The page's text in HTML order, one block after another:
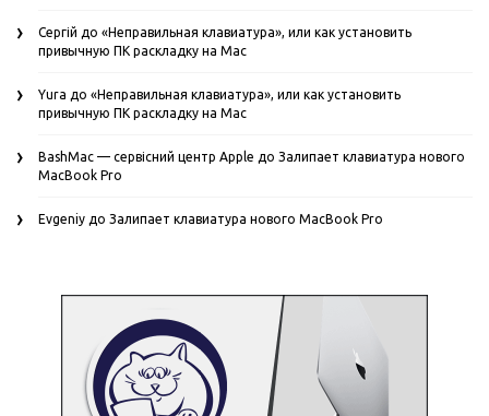
Сергій до «Неправильная клавиатура», или как установить
привычную ПК раскладку на Mac
Yura до «Неправильная клавиатура», или как установить
привычную ПК раскладку на Mac
BashMac — сервісний центр Apple до Залипает клавиатура нового
MacBook Pro
Evgeniy до Залипает клавиатура нового MacBook Pro